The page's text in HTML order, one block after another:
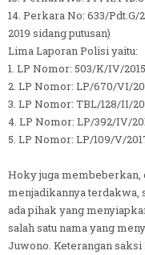
14. Perkara No: 633/Pdt.G/
2019 sidang putusan)
Lima Laporan Polisi yaitu:
1. LP Nomor: 503/K/IV/
2. LP Nomor: LP/670/VI/
3. LP Nomor: TBL/128/II/
4. LP Nomor: LP/392/IV/
5. LP Nomor: LP/109/V/
Hoky juga membeberkan,
menjadikannya
ada pihak yang
salah satu nama yang
Juwono. Keterangan